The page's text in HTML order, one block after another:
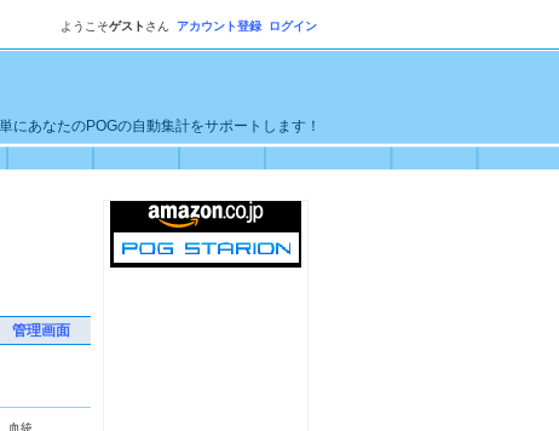
ようこそゲスト さん アカウント登録 ログイン
あなたのPOGの自動集計をサポートします！
管理画面
血統